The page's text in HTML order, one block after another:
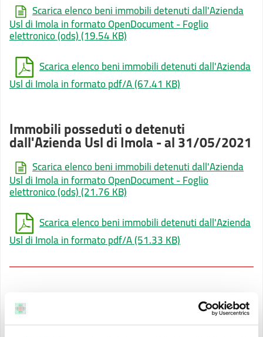
Scarica elenco beni immobili detenuti dall'Azienda
Usl di Imola in formato OpenDocument - Foglio
elettronico (ods)(19.54 KB)
Scarica elenco beni immobili detenuti dall'Azienda
Usl di Imola in formato pdf/A(67.41 KB)
Immobili posseduti o detenuti
dall'Azienda Usl di Imola - al 31/05/2021
Scarica elenco beni immobili detenuti dall'Azienda
Usl di Imola in formato OpenDocument - Foglio
elettronico (ods)(21.76 KB)
Scarica elenco beni immobili detenuti dall'Azienda
Usl di Imola in formato pdf/A(51.33 KB)
Immobili posseduti o detenuti
dall'Azienda Usl di Imola - al 31/10/2020